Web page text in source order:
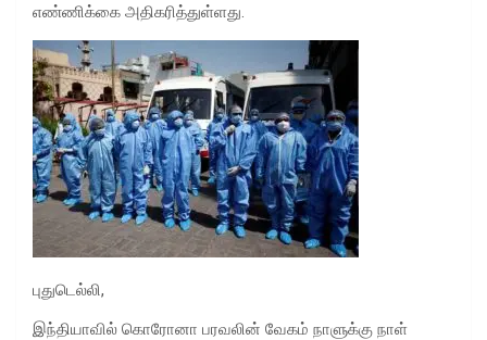
எண்ணிக்கை அதிகரித்துள்ளது.
புதுடெல்லி,
இந்தியாவில் கொரோனா பரவலின் வேகம் நாளுக்கு நாள்